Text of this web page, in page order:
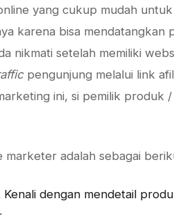
yang cukup mudah
karena bisa mendatangkan
nikmati setelah memiliki
pengunjung melalui link
ini, si pemilik produk /
marketer adalah sebagai
dengan mendetail